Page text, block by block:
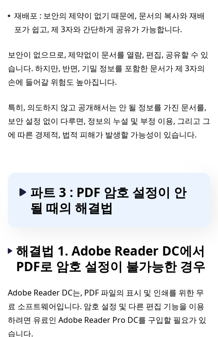
재배포 : 보안의 제약이 없기 때문에, 문서의 복사와 재배
포가 쉽고, 제 3자와 간단하게 공유가 가능합니다.
보안이 없으므로, 제약없이 문서를 열람, 편집, 공유할 수 있
습니다. 하지만, 반면, 기밀 정보를 포함한 문서가 제 3자의
손에 들어갈 위험도 높아집니다.
특히, 의도하지 않고 공개해서는 안 될 정보를 가진 문서를,
보안 설정 없이 다루면, 정보의 누설 및 부정 이용, 그리고 그
에 따른 경제적, 법적 피해가 발생할 가능성이 있습니다.
파트 3 : PDF 암호 설정이 안
될 때의 해결법
해결법 1. Adobe Reader DC에서
PDF로 암호 설정이 불가능한 경우
Adobe Reader DC는, PDF 파일의 표시 및 인쇄를 위한 무
료 소프트웨어입니다. 암호 설정 및 다른 편집 기능을 이용
하려면 유료인 Adobe Reader Pro DC를 구입할 필요가 있
습니다.